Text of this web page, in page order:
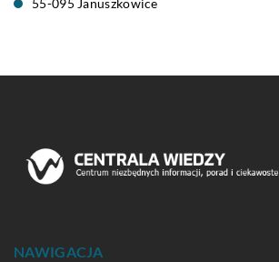
55-095 Januszkowice
NAWIGACJA